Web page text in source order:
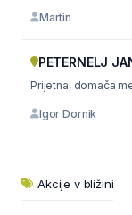
Martin
PETERNELJ
Prijetna, domača
Igor Dornik
Akcije v bližini